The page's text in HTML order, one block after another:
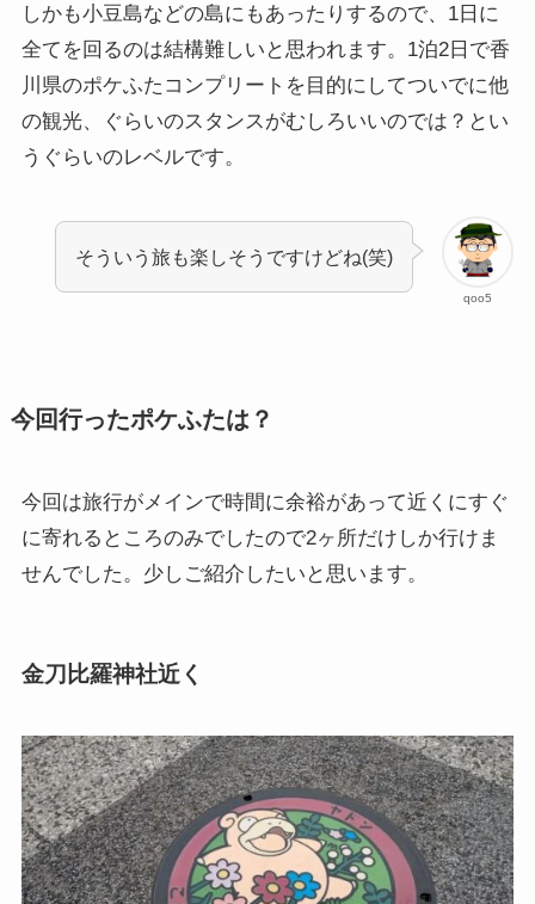
しかも小豆島などの島にもあったりするので、1日に
全てを回るのは結構難しいと思われます。1泊2日で香
川県のポケふたコンプリートを目的にしてついでに他
の観光、ぐらいのスタンスがむしろいいのでは？とい
うぐらいのレベルです。
qoo5
そういう旅も楽しそうですけどね(笑)
今回行ったポケふたは？
今回は旅行がメインで時間に余裕があって近くにすぐ
に寄れるところのみでしたので2ヶ所だけしか行けま
せんでした。少しご紹介したいと思います。
金刀比羅神社近く